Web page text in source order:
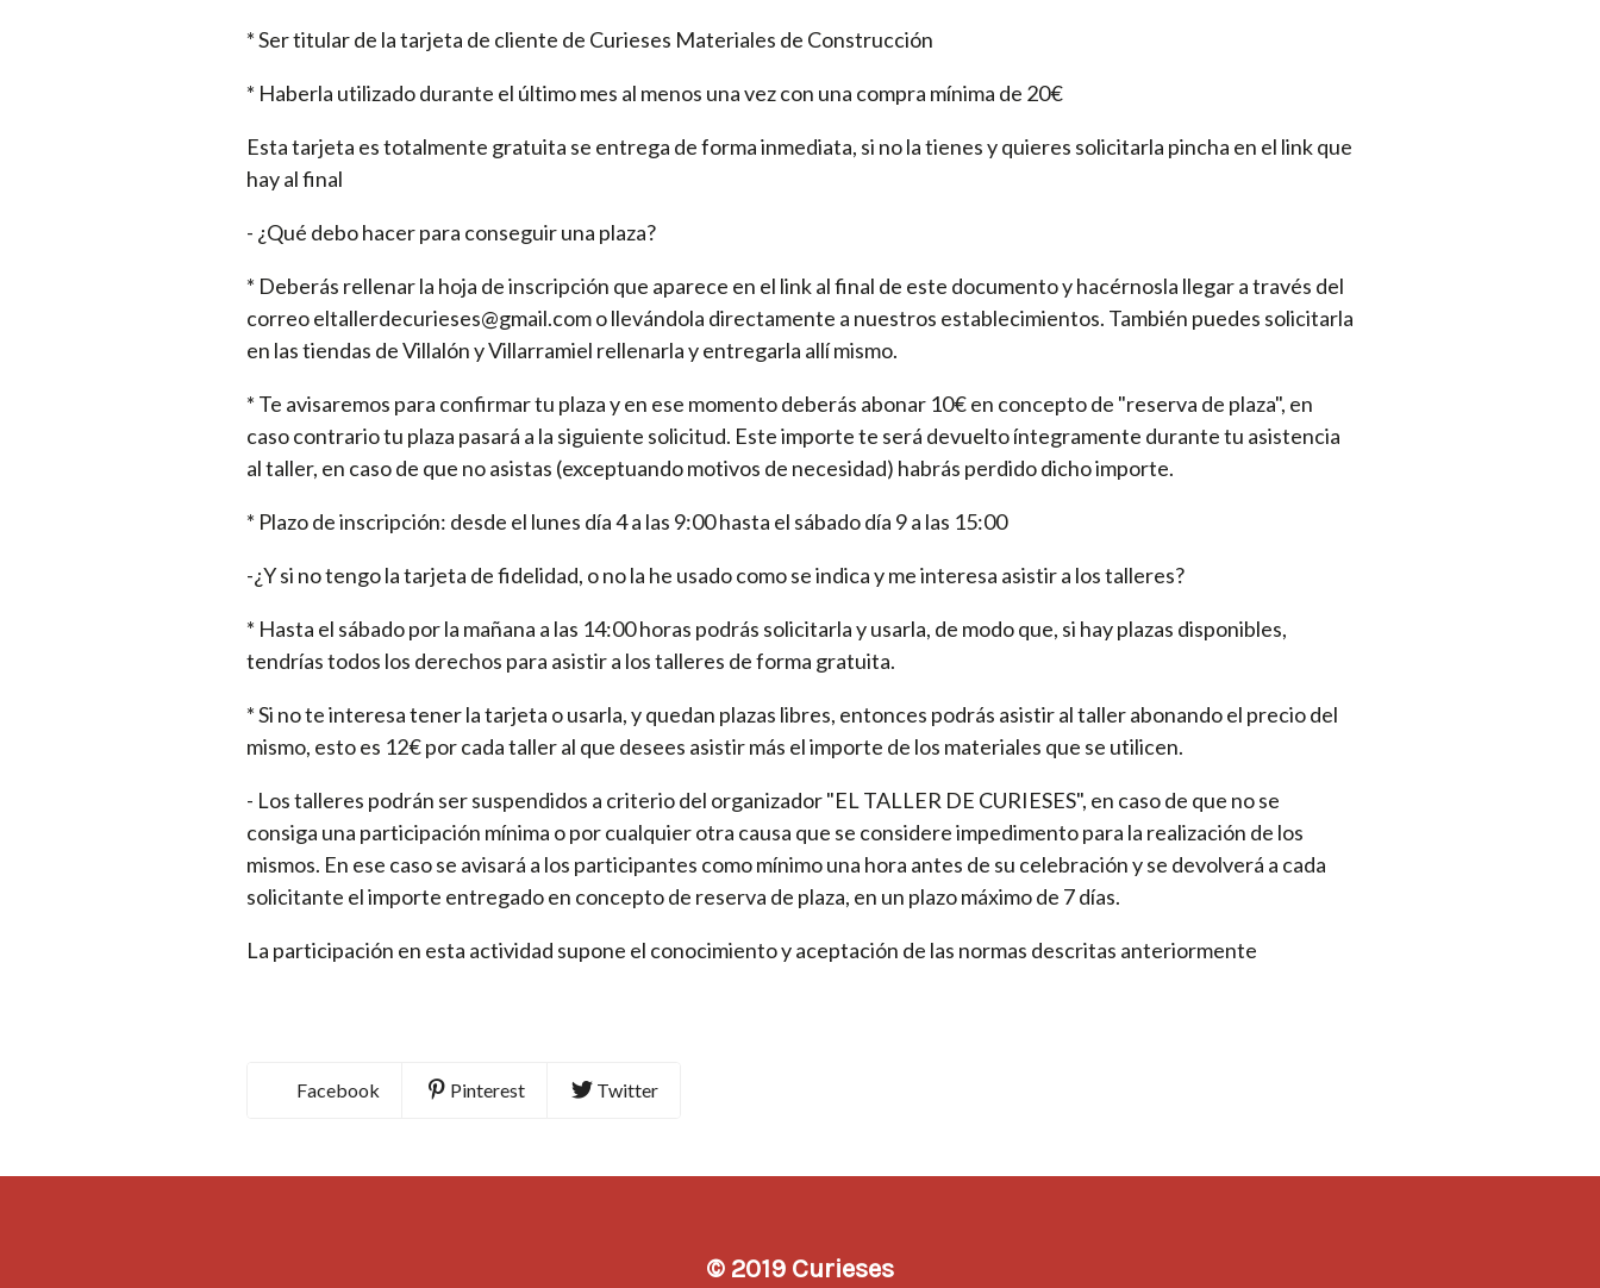
* Ser titular de la tarjeta de cliente de Curieses Materiales de Construcción
* Haberla utilizado durante el último mes al menos una vez con una compra mínima de 20€
Esta tarjeta es totalmente gratuita se entrega de forma inmediata, si no la tienes y quieres solicitarla pincha en el link que
hay al final
- ¿Qué debo hacer para conseguir una plaza?
* Deberás rellenar la hoja de inscripción que aparece en el link al final de este documento y hacérnosla llegar a través del
correo eltallerdecurieses@gmail.com o llevándola directamente a nuestros establecimientos. También puedes solicitarla
en las tiendas de Villalón y Villarramiel rellenarla y entregarla allí mismo.
* Te avisaremos para confirmar tu plaza y en ese momento deberás abonar 10€ en concepto de "reserva de plaza", en
caso contrario tu plaza pasará a la siguiente solicitud. Este importe te será devuelto íntegramente durante tu asistencia
al taller, en caso de que no asistas (exceptuando motivos de necesidad) habrás perdido dicho importe.
* Plazo de inscripción: desde el lunes día 4 a las 9:00 hasta el sábado día 9 a las 15:00
-¿Y si no tengo la tarjeta de fidelidad, o no la he usado como se indica y me interesa asistir a los talleres?
* Hasta el sábado por la mañana a las 14:00 horas podrás solicitarla y usarla, de modo que, si hay plazas disponibles,
tendrías todos los derechos para asistir a los talleres de forma gratuita.
* Si no te interesa tener la tarjeta o usarla, y quedan plazas libres, entonces podrás asistir al taller abonando el precio del
mismo, esto es 12€ por cada taller al que desees asistir más el importe de los materiales que se utilicen.
- Los talleres podrán ser suspendidos a criterio del organizador "EL TALLER DE CURIESES", en caso de que no se
consiga una participación mínima o por cualquier otra causa que se considere impedimento para la realización de los
mismos. En ese caso se avisará a los participantes como mínimo una hora antes de su celebración y se devolverá a cada
solicitante el importe entregado en concepto de reserva de plaza, en un plazo máximo de 7 días.
La participación en esta actividad supone el conocimiento y aceptación de las normas descritas anteriormente
Facebook Pinterest Twitter
© 2019 Curieses